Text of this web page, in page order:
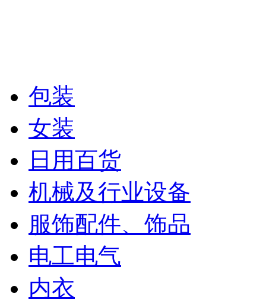
包装
女装
日用百货
机械及行业设备
服饰配件、饰品
电工电气
内衣